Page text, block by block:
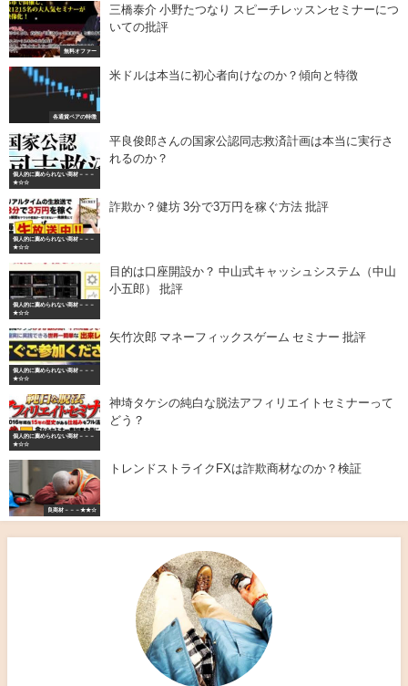
無料オファー
三橋泰介 小野たつなり スピーチレッスンセミナーにつ
いての批評
各通貨ペアの特徴
米ドルは本当に初心者向けなのか？傾向と特徴
個人的に薦められない商材－－－
★☆☆
平良俊郎さんの国家公認同志救済計画は本当に実行さ
れるのか？
個人的に薦められない商材－－－
★☆☆
詐欺か？健坊 3分で3万円を稼ぐ方法 批評
個人的に薦められない商材－－－
★☆☆
目的は口座開設か？ 中山式キャッシュシステム（中山
小五郎） 批評
個人的に薦められない商材－－－
★☆☆
矢竹次郎 マネーフィックスゲーム セミナー 批評
個人的に薦められない商材－－－
★☆☆
神埼タケシの純白な脱法アフィリエイトセミナーって
どう？
良商材－－－★★☆
トレンドストライクFXは詐欺商材なのか？検証